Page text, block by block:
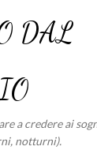
contenuti principali
DAL
a credere ai
notturni).